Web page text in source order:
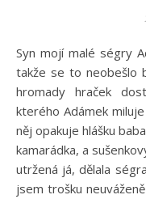
Syn mojí malé ségry Adámek měl v sobotu 2. narozeniny,
takže se to neobešlo
hromady hraček
kterého Adámek
něj opakuje hlášku
kamarádka, a
utržená já, dělala
jsem trošku